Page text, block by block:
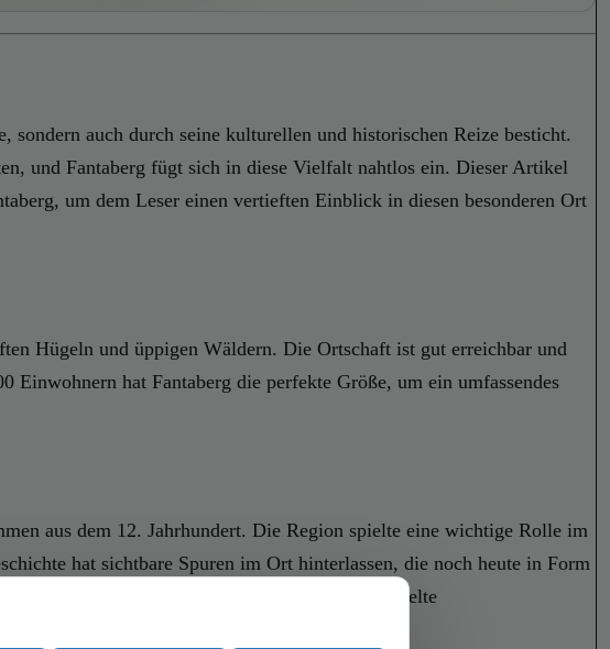
auch durch seine kulturellen und historischen Reize besticht.
und Fantaberg fügt sich in diese Vielfalt nahtlos ein. Dieser Artikel
um dem Leser einen vertieften Einblick in diesen besonderen Ort
Hügeln und üppigen Wäldern. Die Ortschaft ist gut erreichbar und
hat Fantaberg die perfekte Größe, um ein umfassendes
aus dem 12. Jahrhundert. Die Region spielte eine wichtige Rolle im
hat sichtbare Spuren im Ort hinterlassen, die noch heute in Form
seine kulturelle Identität bewahrt und durch gezielte